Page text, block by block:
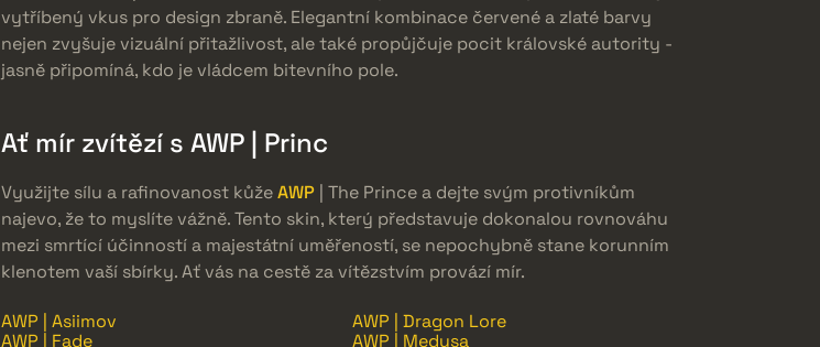
vytříbený vkus pro design zbraně. Elegantní kombinace červené a zlaté barvy
nejen zvyšuje vizuální přitažlivost, ale také propůjčuje pocit královské autority -
jasně připomíná, kdo je vládcem bitevního pole.
Ať mír zvítězí s AWP | Princ
Využijte sílu a rafinovanost kůžeAWP | The Prince a dejte svým protivníkům
najevo, že to myslíte vážně. Tento skin, který představuje dokonalou rovnováhu
mezi smrtící účinností a majestátní uměřeností, se nepochybně stane korunním
klenotem vaší sbírky. Ať vás na cestě za vítězstvím provází mír.
AWP | Asiimov
AWP | Dragon Lore
AWP | Fade
AWP | Medusa